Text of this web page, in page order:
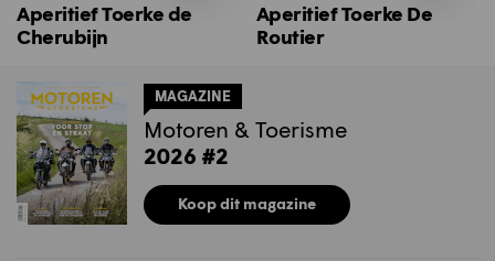
Aperitief Toerke de
Cherubijn
Aperitief Toerke De
Routier
MAGAZINE
Motoren & Toerisme
2026 #2
Koop dit magazine